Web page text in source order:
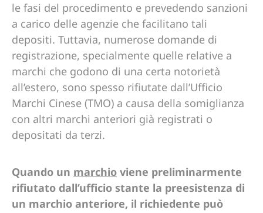
le fasi del procedimento e prevedendo sanzioni
a carico delle agenzie che facilitano tali
depositi. Tuttavia, numerose domande di
registrazione, specialmente quelle relative a
marchi che godono di una certa notorietà
all’estero, sono spesso rifiutate dall’Ufficio
Marchi Cinese (TMO) a causa della somiglianza
con altri marchi anteriori già registrati o
depositati da terzi.
Quando un marchio viene preliminarmente
rifiutato dall’ufficio stante la preesistenza di
un marchio anteriore, il richiedente può